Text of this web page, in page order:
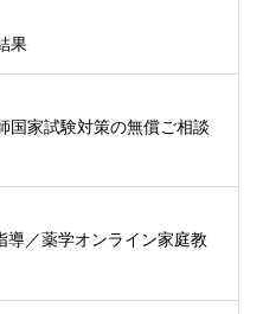
果
国家試験対策の無償ご相談
／薬学オンライン家庭教